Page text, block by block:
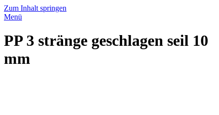
Zum Inhalt springen
Menü
PP 3 stränge geschlagen seil 10
mm